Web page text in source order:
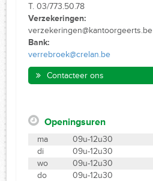
T. 03/773.50.78
Verzekeringen:
verzekeringen@kantoorgeerts.be
Bank:
verrebroek@crelan.be
Contacteer ons
Openingsuren
ma 09u-12u30
di
09u-12u30
wo
09u-12u30
do
09u-12u30